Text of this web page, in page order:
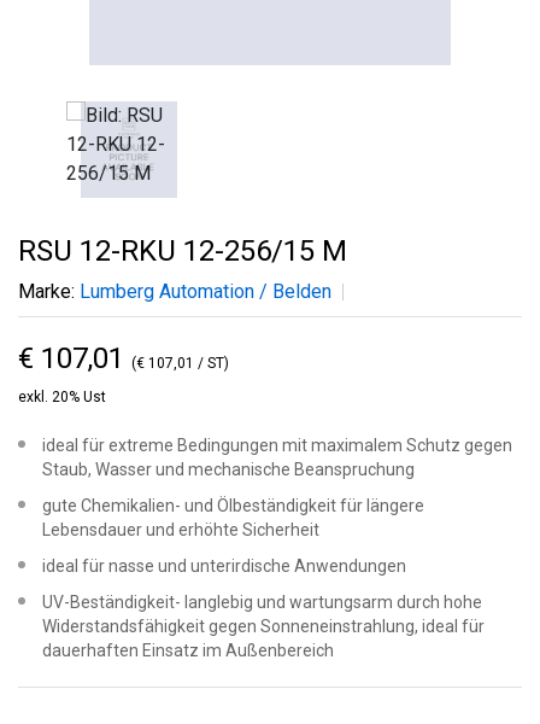
RSU 12-RKU 12-256/15 M
Marke: Lumberg Automation / Belden
€ 107,01
(€ 107,01 / ST)
exkl. 20% Ust
ideal für extreme Bedingungen mit maximalem Schutz gegen
Staub, Wasser und mechanische Beanspruchung
gute Chemikalien- und Ölbeständigkeit für längere
Lebensdauer und erhöhte Sicherheit
ideal für nasse und unterirdische Anwendungen
UV-Beständigkeit- langlebig und wartungsarm durch hohe
Widerstandsfähigkeit gegen Sonneneinstrahlung, ideal für
dauerhaften Einsatz im Außenbereich